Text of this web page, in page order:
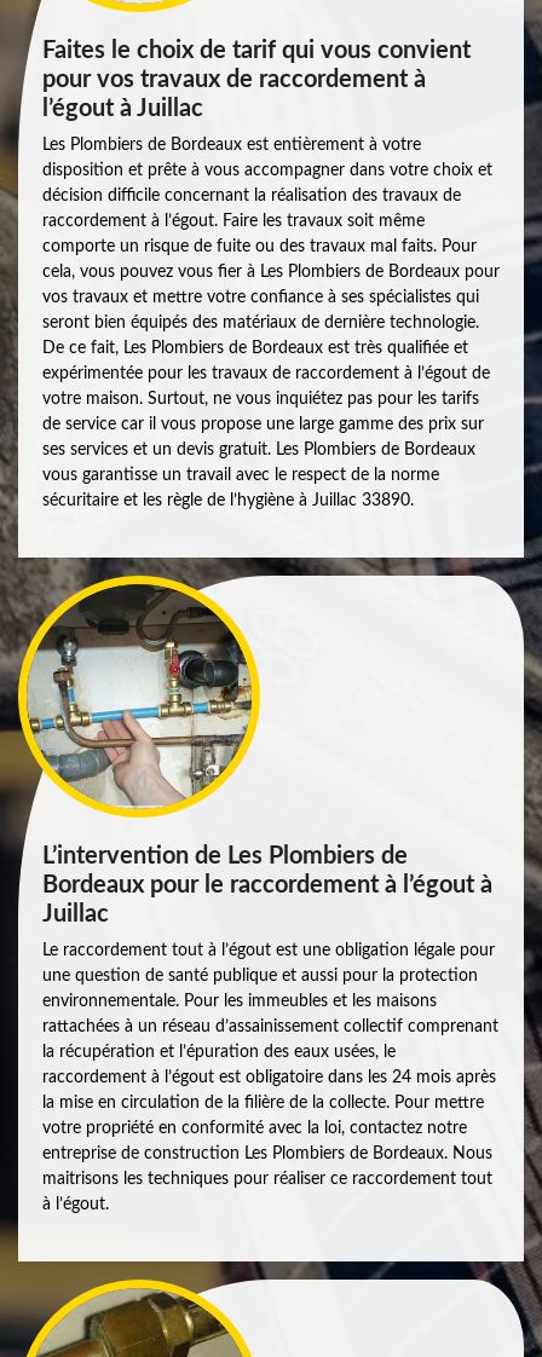
Faites le choix de tarif qui vous convient
pour vos travaux de raccordement à
l’égout à Juillac
Les Plombiers de Bordeaux est entièrement à votre
disposition et prête à vous accompagner dans votre choix et
décision difficile concernant la réalisation des travaux de
raccordement à l’égout. Faire les travaux soit même
comporte un risque de fuite ou des travaux mal faits. Pour
cela, vous pouvez vous fier à Les Plombiers de Bordeaux pour
vos travaux et mettre votre confiance à ses spécialistes qui
seront bien équipés des matériaux de dernière technologie.
De ce fait, Les Plombiers de Bordeaux est très qualifiée et
expérimentée pour les travaux de raccordement à l’égout de
votre maison. Surtout, ne vous inquiétez pas pour les tarifs
de service car il vous propose une large gamme des prix sur
ses services et un devis gratuit. Les Plombiers de Bordeaux
vous garantisse un travail avec le respect de la norme
sécuritaire et les règle de l’hygiène à Juillac 33890.
L’intervention de Les Plombiers de
Bordeaux pour le raccordement à l’égout à
Juillac
Le raccordement tout à l’égout est une obligation légale pour
une question de santé publique et aussi pour la protection
environnementale. Pour les immeubles et les maisons
rattachées à un réseau d’assainissement collectif comprenant
la récupération et l’épuration des eaux usées, le
raccordement à l’égout est obligatoire dans les 24 mois après
la mise en circulation de la filière de la collecte. Pour mettre
votre propriété en conformité avec la loi, contactez notre
entreprise de construction Les Plombiers de Bordeaux. Nous
maitrisons les techniques pour réaliser ce raccordement tout
à l’égout.